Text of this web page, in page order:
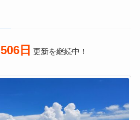
506日 更新を継続中！